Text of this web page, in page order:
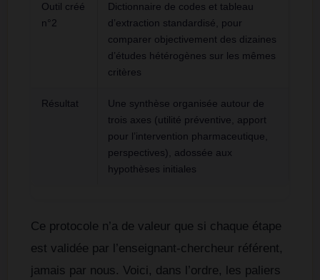
Outil créé
n°2
Dictionnaire de codes et tableau
d’extraction standardisé, pour
comparer objectivement des dizaines
d’études hétérogènes sur les mêmes
critères
Résultat
Une synthèse organisée autour de
trois axes (utilité préventive, apport
pour l’intervention pharmaceutique,
perspectives), adossée aux
hypothèses initiales
Ce protocole n’a de valeur que si chaque étape
est validée par l’enseignant-chercheur référent,
jamais par nous. Voici, dans l’ordre, les paliers